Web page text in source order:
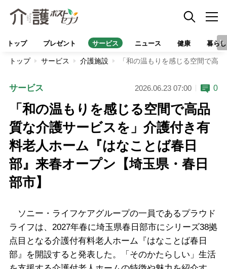
トップ プレゼント サービス ニュース 健康 暮らし
トップ サービス 介護施設 「和の温もりを感じる空間で高
サービス 2026.06.23 07:00 0
「和の温もりを感じる空間で高品
質な介護サービスを」介護付き有
料老人ホーム『はなことば春日
部』来春オープン【埼玉県・春日
部市】
ソニー・ライフケアグループの一員であるプラウド
ライフは、2027年春に埼玉県春日部市にシリーズ38拠
点目となる介護付有料老人ホーム『はなことば春日
部』を開設すると発表した。「そのかたらしい」生活